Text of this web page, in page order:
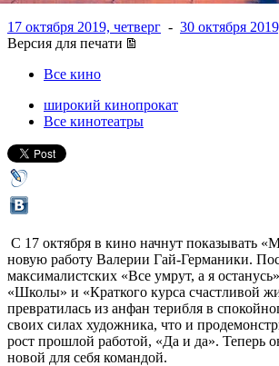
17 октября 2019, четверг - 30 октября
Версия для печати
Все кино
широкий кинопрокат
Все кинотеатры
С 17 октября в кино начнут показывать
новую работу Валерии Гай-Германики.
максималистских «Все умрут, а я
«Школы» и «Краткого курса счастливой
превратилась из анфан терибля в
своих силах художника, что и
рост прошлой работой, «Да и да». Теперь
новой для себя командой.